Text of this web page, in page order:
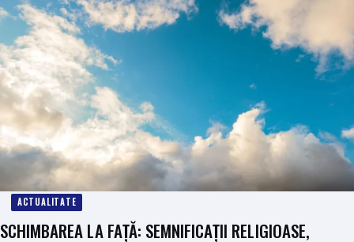
ACTUALITATE
SCHIMBAREA LA FAȚĂ: SEMNIFICAȚII RELIGIOASE,